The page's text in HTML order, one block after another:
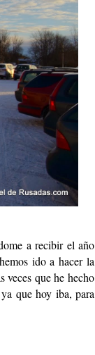
a recibir el año
ido a hacer la
veces que he hecho
que hoy iba, para